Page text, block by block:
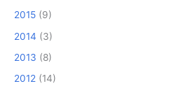
2015 (9)
2014 (3)
2013 (8)
2012 (14)